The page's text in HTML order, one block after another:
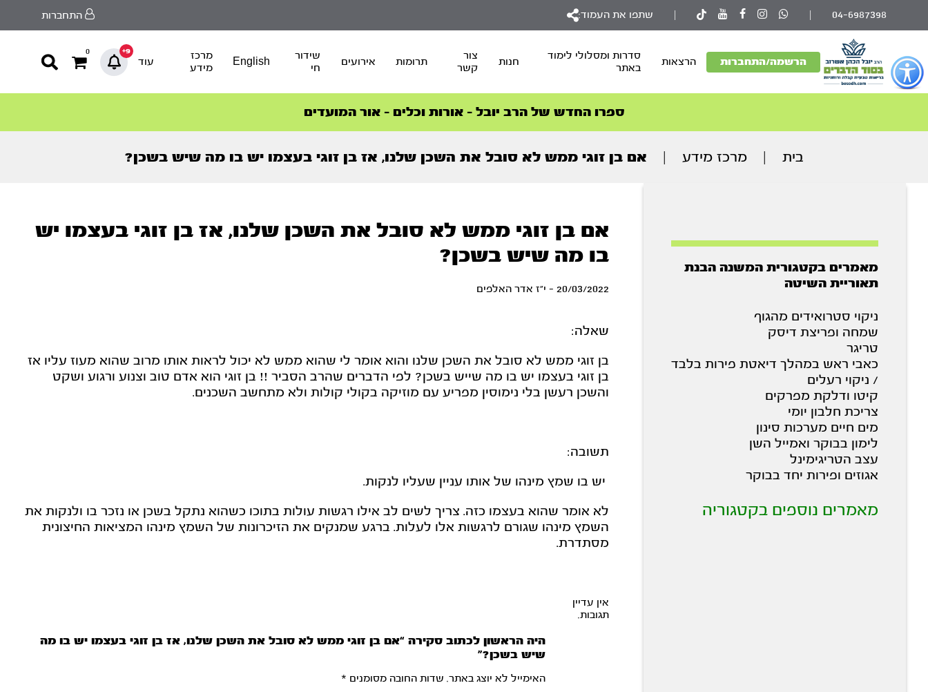
כפתור
לפתיחת
תפריט
נגישות
04-6987398 שתפו את העמוד: התחברות
הרשמה/התחברות הרצאות
סדרות ומסלולי לימוד
באתר
חנות
צור
קשר
תרומות אירועים
שידור
חי
English
מרכז
מידע
עוד
9+
0
סדרות הפודקאסטים
הסדרה המובילה החודש – דרך המלך
ספרו החדש של הרב יובל – אורות וכלים – אור המועדים
הצטרפו למהפכת הבריאות הטבעית >
סדרות הפודקאסטים
הסדרה המובילה החודש – דרך המלך
בית מרכז מידע אם בן זוגי ממש לא סובל את השכן שלנו, אז בן זוגי בעצמו יש בו מה שיש בשכן?
מאמרים בקטגורית המשנה הבנת
תאוריית השיטה
ניקוי סטרואידים מהגוף
שמחה ופריצת דיסק
טריגר
כאבי ראש במהלך דיאטת פירות בלבד
/ ניקוי רעלים
קיטו ודלקת מפרקים
צריכת חלבון יומי
מים חיים מערכות סינון
לימון בבוקר ואמייל השן
עצב הטריגימינל
אגוזים ופירות יחד בבוקר
מאמרים נוספים בקטגוריה
אם בן זוגי ממש לא סובל את השכן שלנו, אז בן זוגי בעצמו יש
בו מה שיש בשכן?
20/03/2022 - י"ז אדר האלפים
שאלה:
בן זוגי ממש לא סובל את השכן שלנו והוא אומר לי שהוא ממש לא יכול לראות אותו מרוב שהוא מעוז עליו אז
בן זוגי בעצמו יש בו מה שייש בשכן? לפי הדברים שהרב הסביר !! בן זוגי הוא אדם טוב וצנוע ורגוע ושקט
והשכן רעשן בלי נימוסין מפריע עם מוזיקה בקולי קולות ולא מתחשב השכנים.
תשובה:
יש בו שמץ מינהו של אותו עניין שעליו לנקות.
לא אומר שהוא בעצמו כזה. צריך לשים לב אילו רגשות עולות בתוכו כשהוא נתקל בשכן או נזכר בו ולנקות את
השמץ מינהו שגורם לרגשות אלו לעלות. ברגע שמנקים את הזיכרונות של השמץ מינהו המציאות החיצונית
מסתדרת.
אין עדיין
תגובות.
היה הראשון לכתוב סקירה “אם בן זוגי ממש לא סובל את השכן שלנו, אז בן זוגי בעצמו יש בו מה
שיש בשכן?”
האימייל לא יוצג באתר. שדות החובה מסומנים *